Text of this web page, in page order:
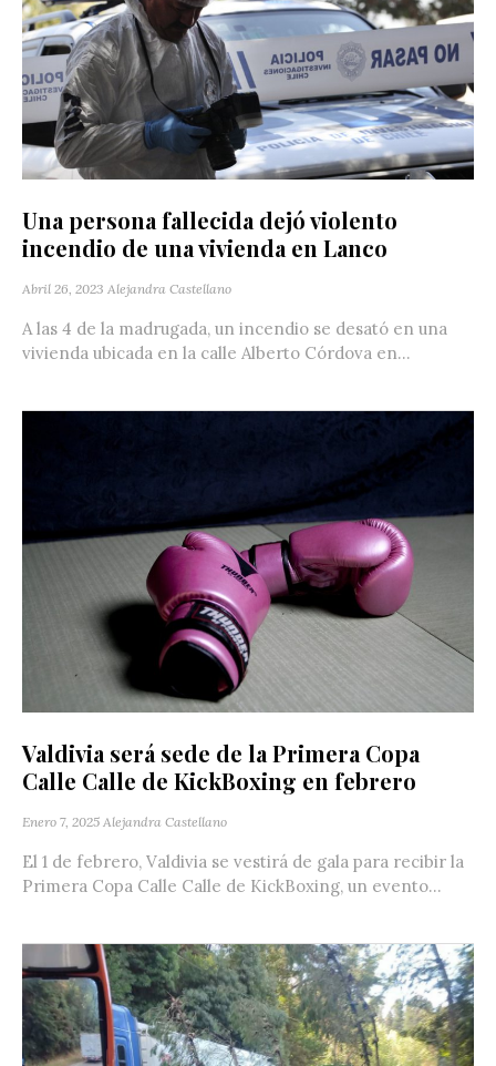
Una persona fallecida dejó violento
incendio de una vivienda en Lanco
Abril 26, 2023 Alejandra Castellano
A las 4 de la madrugada, un incendio se desató en una
vivienda ubicada en la calle Alberto Córdova en...
Valdivia será sede de la Primera Copa
Calle Calle de KickBoxing en febrero
Enero 7, 2025 Alejandra Castellano
El 1 de febrero, Valdivia se vestirá de gala para recibir la
Primera Copa Calle Calle de KickBoxing, un evento...